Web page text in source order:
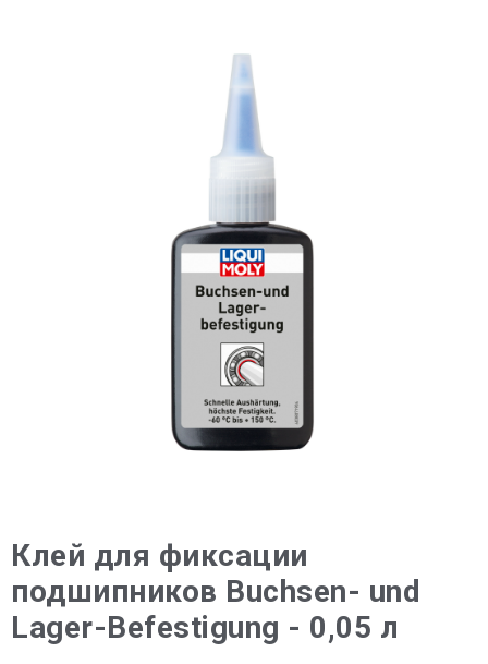
Клей для фиксации
подшипников Buchsen- und
Lager-Befestigung - 0,05 л